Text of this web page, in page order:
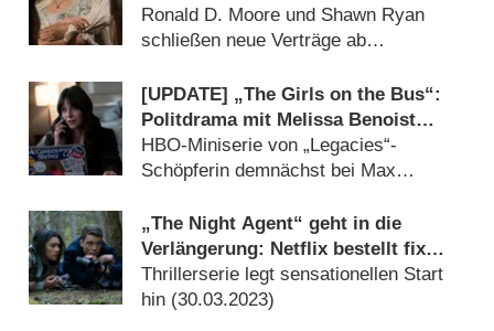
Ronald D. Moore und Shawn Ryan
schließen neue Verträge ab
[UPDATE] „The Girls on the Bus“:
Politdrama mit Melissa Benoist
(„Supergirl“) präsentiert Trailer
HBO-Miniserie von „Legacies“-
Schöpferin demnächst bei Max
„The Night Agent“ geht in die
Verlängerung: Netflix bestellt fix
eine zweite Staffel
Thrillerserie legt sensationellen Start
hin (30.03.2023)